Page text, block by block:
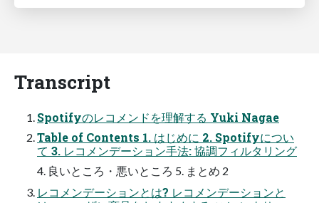
Transcript
Spotifyのレコメンドを理解する Yuki Nagae
Table of Contents 1. はじめに 2. Spotifyについ
て 3. レコメンデーション手法: 協調フィルタリング
4. 良いところ・悪いところ 5. まとめ 2
レコメンデーションとは? レコメンデーションと